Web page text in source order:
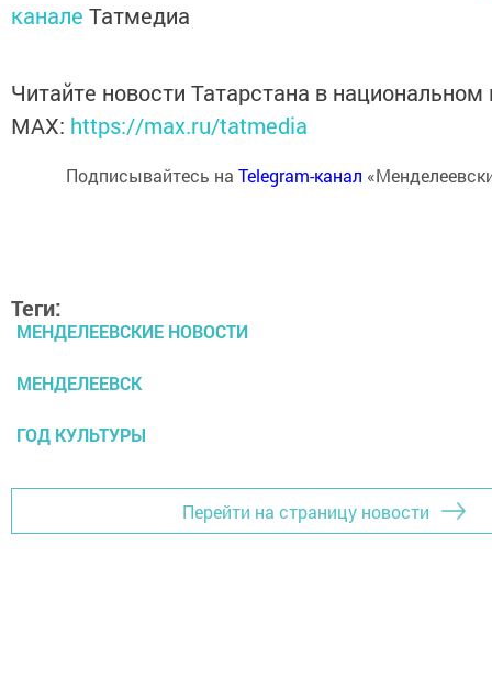
канале Татмедиа
Читайте новости Татарстана в
MАХ: https://max.ru/tatmedia
Подписывайтесь на Telegram-канал
Теги:
МЕНДЕЛЕЕВСКИЕ НОВОСТИ
МЕНДЕЛЕЕВСК
ГОД КУЛЬТУРЫ
Перейти на страницу новости